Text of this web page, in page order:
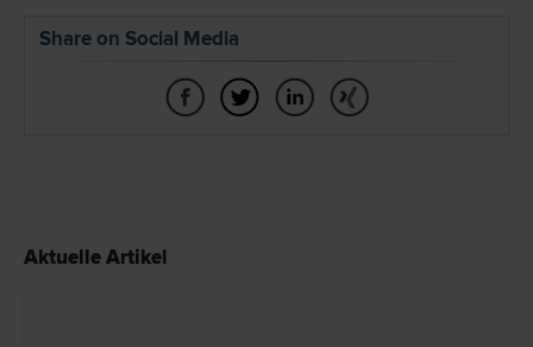
Share on Social Media
Aktuelle Artikel